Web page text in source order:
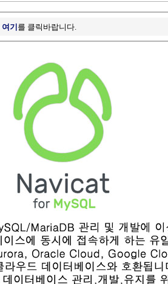
여기 를 클릭바랍니다.